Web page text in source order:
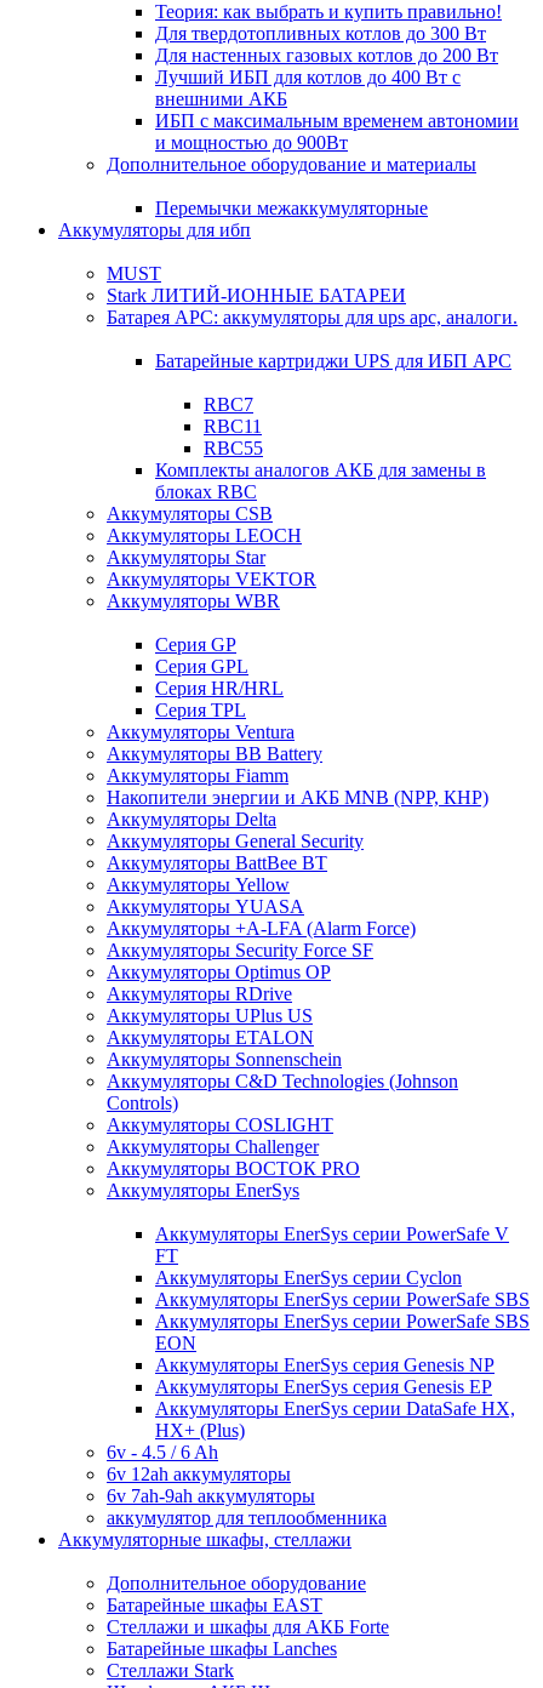
Теория: как выбрать и купить правильно!
Для твердотопливных котлов до 300 Вт
Для настенных газовых котлов до 200 Вт
Лучший ИБП для котлов до 400 Вт с
внешними АКБ
ИБП с максимальным временем автономии
и мощностью до 900Вт
Дополнительное оборудование и материалы
Перемычки межаккумуляторные
Аккумуляторы для ибп
MUST
Stark ЛИТИЙ-ИОННЫЕ БАТАРЕИ
Батарея APC: аккумуляторы для ups apc, аналоги.
Батарейные картриджи UPS для ИБП APC
RBC7
RBC11
RBC55
Комплекты аналогов АКБ для замены в
блоках RBC
Аккумуляторы CSB
Аккумуляторы LEOCH
Аккумуляторы Star
Аккумуляторы VEKTOR
Аккумуляторы WBR
Cерия GP
Серия GPL
Серия HR/HRL
Серия TPL
Аккумуляторы Ventura
Аккумуляторы BB Battery
Аккумуляторы Fiamm
Накопители энергии и АКБ MNB (NPP, КНР)
Аккумуляторы Delta
Аккумуляторы General Security
Аккумуляторы BattBee BT
Аккумуляторы Yellow
Аккумуляторы YUASA
Аккумуляторы +A-LFA (Alarm Force)
Аккумуляторы Security Force SF
Аккумуляторы Optimus OP
Аккумуляторы RDrive
Аккумуляторы UPlus US
Аккумуляторы ETALON
Аккумуляторы Sonnenschein
Аккумуляторы С&D Technologies (Johnson
Controls)
Аккумуляторы COSLIGHT
Аккумуляторы Challenger
Аккумуляторы ВОСТОК PRO
Аккумуляторы EnerSys
Аккумуляторы EnerSys серии PowerSafe V
FT
Аккумуляторы EnerSys серии Cyclon
Аккумуляторы EnerSys серии PowerSafe SBS
Аккумуляторы EnerSys серии PowerSafe SBS
EON
Аккумуляторы EnerSys серия Genesis NP
Аккумуляторы EnerSys серия Genesis EP
Аккумуляторы EnerSys серии DataSafe HX,
HX+ (Plus)
6v - 4.5 / 6 Ah
6v 12ah аккумуляторы
6v 7ah-9ah аккумуляторы
аккумулятор для теплообменника
Аккумуляторные шкафы, стеллажи
Дополнительное оборудование
Батарейные шкафы EAST
Стеллажи и шкафы для АКБ Forte
Батарейные шкафы Lanches
Стеллажи Stark